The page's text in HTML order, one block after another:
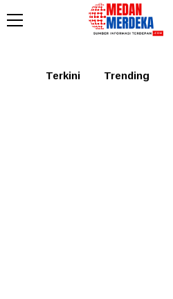
Tabagsel Tapanuli
Terkini Trending